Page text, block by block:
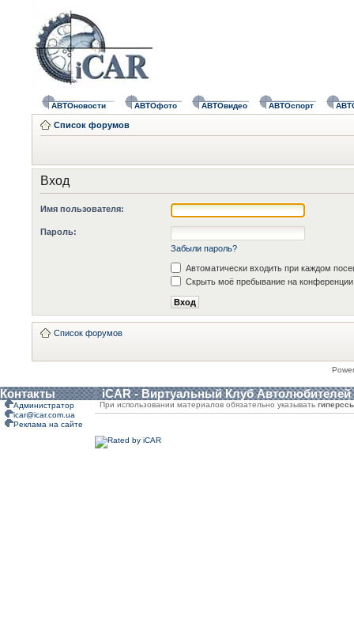
АВТОновости АВТОфото АВТОвидео АВТОспорт
Список форумов
Вход
Имя пользователя:
Пароль:
Забыли пароль?
Автоматически входить при каждом
Скрыть моё пребывание на конференции
Список форумов
Контакты iCAR - Виртуальный Клуб Автолюбителей
Администратор
icar@icar.com.ua
Реклама на сайте
При использовании материалов обязательно указывать